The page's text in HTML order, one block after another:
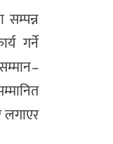
गर्ने
लगाएर